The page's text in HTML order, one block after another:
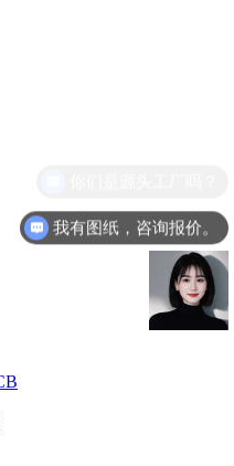
我有图纸，咨询报价。